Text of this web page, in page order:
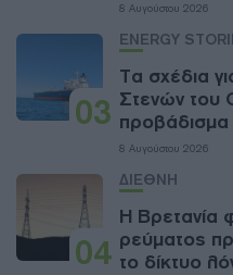
8 Αυγούστου 2026
03
ENERGY
Τα σχέδια
Στενών του
προβάδισμα
8 Αυγούστου 2026
04
ΔΙΕΘΝΗ
Η Βρετανία
ρεύματος
το δίκτυο